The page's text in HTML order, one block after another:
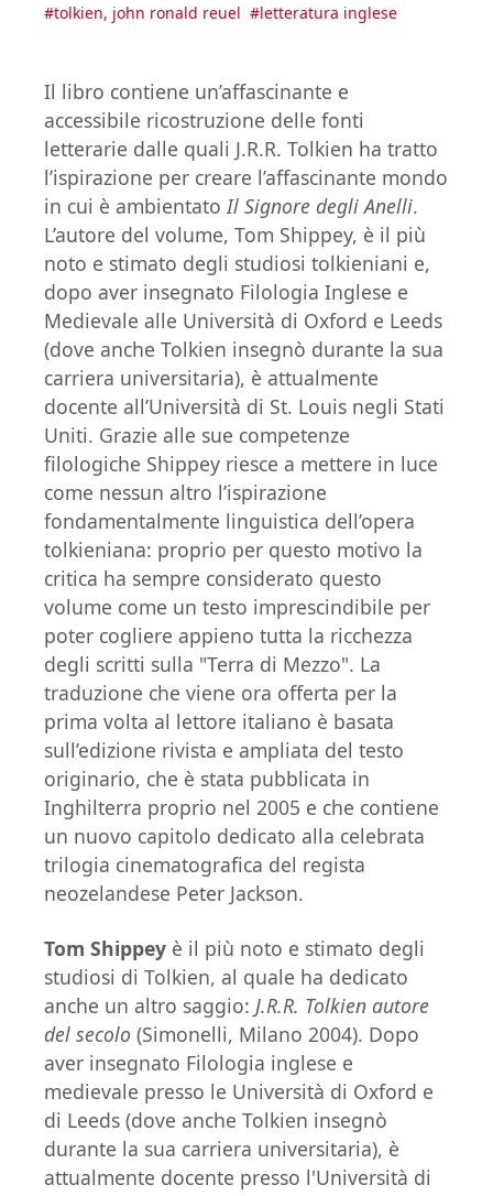
#tolkien, john ronald reuel #letteratura inglese
Il libro contiene un’affascinante e
accessibile ricostruzione delle fonti
letterarie dalle quali J.R.R. Tolkien ha tratto
l’ispirazione per creare l’affascinante mondo
in cui è ambientatoIl Signore degli Anelli.
L’autore del volume, Tom Shippey, è il più
noto e stimato degli studiosi tolkieniani e,
dopo aver insegnato Filologia Inglese e
Medievale alle Università di Oxford e Leeds
(dove anche Tolkien insegnò durante la sua
carriera universitaria), è attualmente
docente all’Università di St. Louis negli Stati
Uniti. Grazie alle sue competenze
filologiche Shippey riesce a mettere in luce
come nessun altro l’ispirazione
fondamentalmente linguistica dell’opera
tolkieniana: proprio per questo motivo la
critica ha sempre considerato questo
volume come un testo imprescindibile per
poter cogliere appieno tutta la ricchezza
degli scritti sulla "Terra di Mezzo". La
traduzione che viene ora offerta per la
prima volta al lettore italiano è basata
sull’edizione rivista e ampliata del testo
originario, che è stata pubblicata in
Inghilterra proprio nel 2005 e che contiene
un nuovo capitolo dedicato alla celebrata
trilogia cinematografica del regista
neozelandese Peter Jackson.
Tom Shippey è il più noto e stimato degli
studiosi di Tolkien, al quale ha dedicato
anche un altro saggio: J.R.R. Tolkien autore
del secolo (Simonelli, Milano 2004). Dopo
aver insegnato Filologia inglese e
medievale presso le Università di Oxford e
di Leeds (dove anche Tolkien insegnò
durante la sua carriera universitaria), è
attualmente docente presso l'Università di